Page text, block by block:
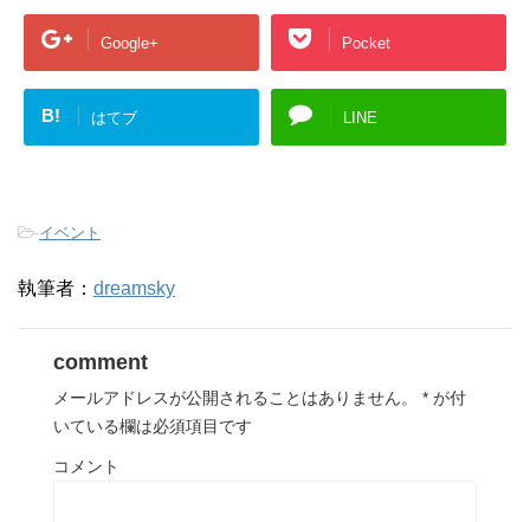
Google+ Pocket
B! はてブ LINE
-イベント
執筆者： dreamsky
comment
メールアドレスが公開されることはありません。 * が付
いている欄は必須項目です
コメント